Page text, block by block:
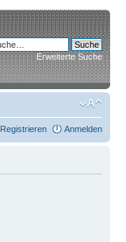
Erweiterte Suche
Registrieren Anmelden